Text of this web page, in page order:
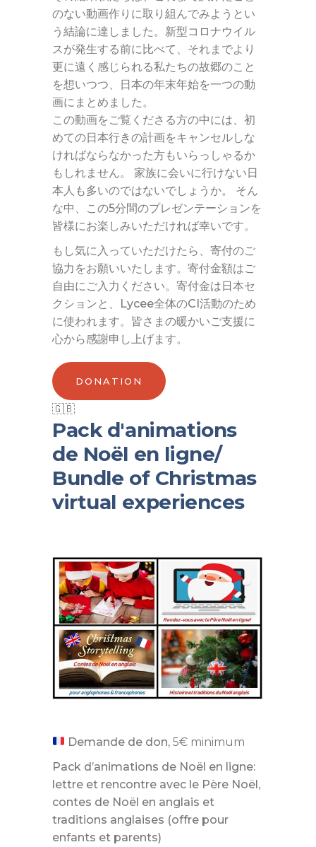
のない動画作りに取り組んでみようとい
う結論に達しました。新型コロナウイル
スが発生する前に比べて、それまでより
更に遠く感じられる私たちの故郷のこと
を想いつつ、日本の年末年始を一つの動
画にまとめました。
この動画をご覧くださる方の中には、初
めての日本行きの計画をキャンセルしな
ければならなかった方もいらっしゃるか
もしれません。 家族に会いに行けない日
本人も多いのではないでしょうか。 そん
な中、この5分間のプレゼンテーションを
皆様にお楽しみいただければ幸いです。
もし気に入っていただけたら、寄付のご
協力をお願いいたします。寄付金額はご
自由にご入力ください。寄付金は日本セ
クションと、Lycee全体のCI活動のため
に使われます。皆さまの暖かいご支援に
心から感謝申し上げます。
DONATION
Pack d'animations
de Noël en ligne/
Bundle of Christmas
virtual experiences
Demande de don,5€ minimum
Pack d’animations de Noël en ligne:
lettre et rencontre avec le Père Noël,
contes de Noël en anglais et
traditions anglaises (offre pour
enfants et parents)